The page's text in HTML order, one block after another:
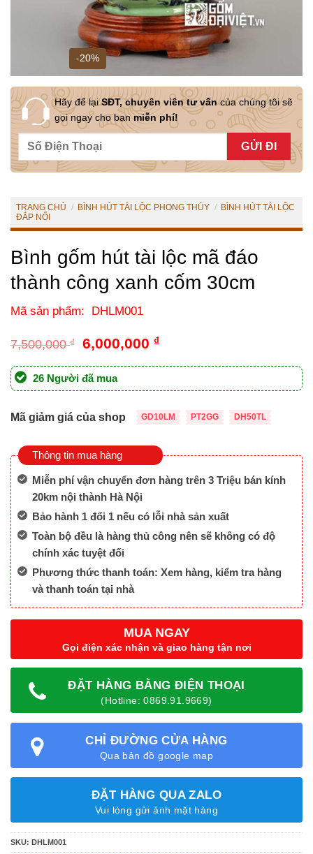
-20%
Hãy để lạiSĐT, chuyên viên tư vấncủa chúng tôi sẽ
gọi ngay cho bạnmiễn phí!
TRANG CHỦ / BÌNH HÚT TÀI LỘC PHONG THỦY / BÌNH HÚT TÀI LỘC
ĐẮP NỔI
Bình gốm hút tài lộc mã đáo
thành công xanh cốm 30cm
Mã sản phẩm: DHLM001
7,500,000₫
Giá
là:
7,500,000 ₫.
6,000,000 ₫Giá
tại
là:
26 Người đã mua
Mã giảm giá của shop GD10LM PT2GG DH50TL
Thông tin mua hàng
Miễn phí vận chuyển đơn hàng trên 3 Triệu bán kính
20km nội thành Hà Nội
Bảo hành 1 đổi 1 nếu có lỗi nhà sản xuất
Toàn bộ đều là hàng thủ công nên sẽ không có độ
chính xác tuyệt đối
Phương thức thanh toán: Xem hàng, kiểm tra hàng
và thanh toán tại nhà
MUA NGAY
Gọi điện xác nhận và giao hàng tận nơi
ĐẶT HÀNG BẰNG ĐIỆN THOẠI
(Hotline: 0869.91.9669)
CHỈ ĐƯỜNG CỬA HÀNG
Qua bản đồ google map
ĐẶT HÀNG QUA ZALO
Vui lòng gửi ảnh mặt hàng
SKU: DHLM001